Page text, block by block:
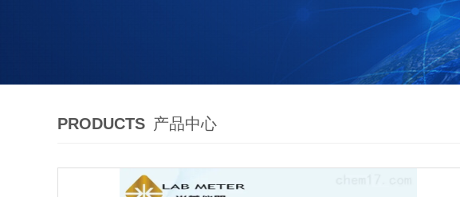
PRODUCTS 产品中心